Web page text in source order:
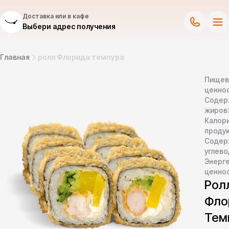
Доставка или в кафе
Выбери адрес получения
Главная ролл Флорида темпура